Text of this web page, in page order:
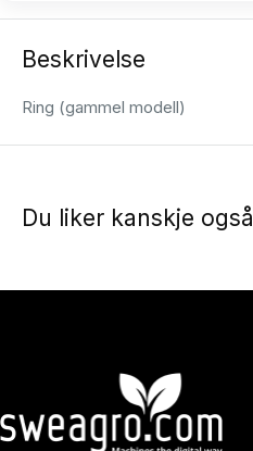
Beskrivelse
Ring (gammel modell)
Du liker kanskje også